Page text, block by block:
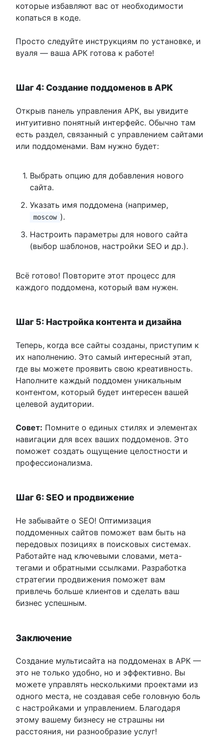
которые избавляют вас от необходимости
копаться в коде.
Просто следуйте инструкциям по установке, и
вуаля — ваша АРК готова к работе!
Шаг 4: Создание поддоменов в АРК
Открыв панель управления АРК, вы увидите
интуитивно понятный интерфейс. Обычно там
есть раздел, связанный с управлением сайтами
или поддоменами. Вам нужно будет:
Выбрать опцию для добавления нового
сайта.
Указать имя поддомена (например,
moscow ).
Настроить параметры для нового сайта
(выбор шаблонов, настройки SEO и др.).
Всё готово! Повторите этот процесс для
каждого поддомена, который вам нужен.
Шаг 5: Настройка контента и дизайна
Теперь, когда все сайты созданы, приступим к
их наполнению. Это самый интересный этап,
где вы можете проявить свою креативность.
Наполните каждый поддомен уникальным
контентом, который будет интересен вашей
целевой аудитории.
Совет: Помните о единых стилях и элементах
навигации для всех ваших поддоменов. Это
поможет создать ощущение целостности и
профессионализма.
Шаг 6: SEO и продвижение
Не забывайте о SEO! Оптимизация
поддоменных сайтов поможет вам быть на
передовых позициях в поисковых системах.
Работайте над ключевыми словами, мета-
тегами и обратными ссылками. Разработка
стратегии продвижения поможет вам
привлечь больше клиентов и сделать ваш
бизнес успешным.
Заключение
Создание мультисайта на поддоменах в АРК —
это не только удобно, но и эффективно. Вы
можете управлять несколькими проектами из
одного места, не создавая себе головную боль
с настройками и управлением. Благодаря
этому вашему бизнесу не страшны ни
расстояния, ни разнообразие услуг!